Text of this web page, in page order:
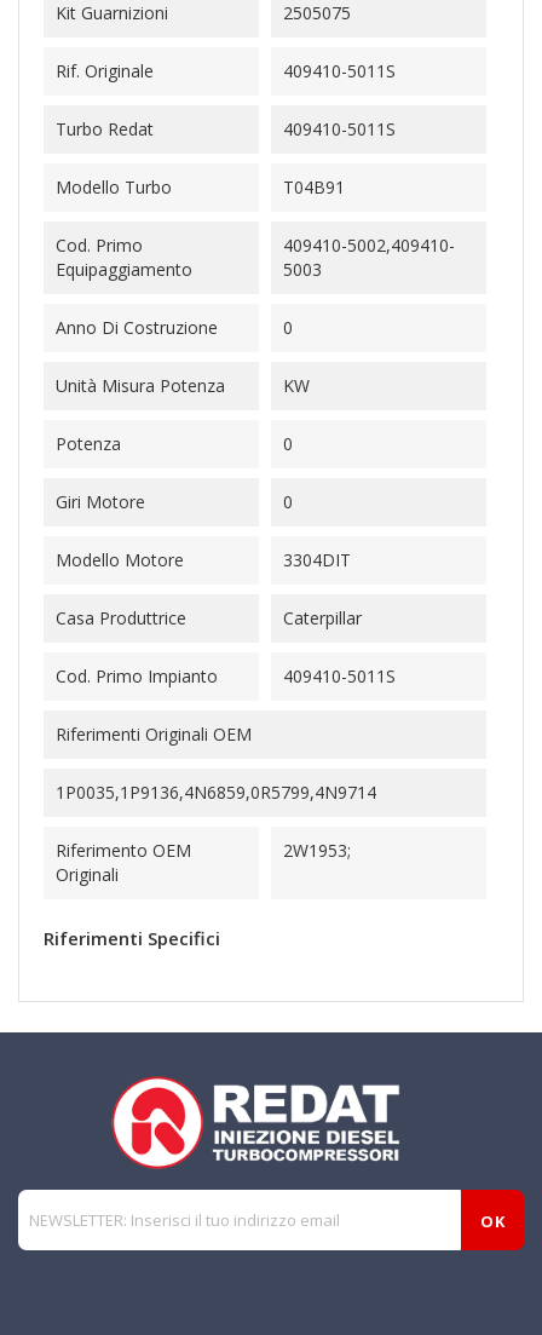
Kit Guarnizioni 2505075
Rif. Originale 409410-5011S
Turbo Redat 409410-5011S
Modello Turbo T04B91
Cod. Primo
Equipaggiamento
409410-5002,409410-
5003
Anno Di Costruzione 0
Unità Misura Potenza KW
Potenza 0
Giri Motore 0
Modello Motore 3304DIT
Casa Produttrice Caterpillar
Cod. Primo Impianto 409410-5011S
Riferimenti Originali OEM
1P0035,1P9136,4N6859,0R5799,4N9714
Riferimento OEM
Originali
2W1953;
Riferimenti Specifici